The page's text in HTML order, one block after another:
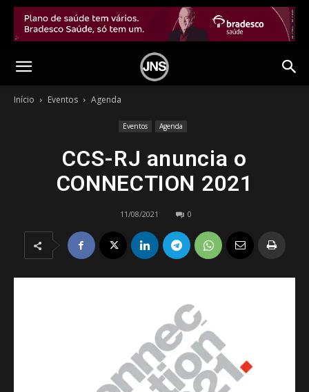
Início Eventos Agenda
Eventos Agenda
CCS-RJ anuncia o
CONNECTION 2021
11/08/2021 0